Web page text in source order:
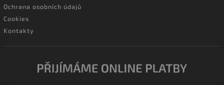
Ochrana osobních údajů
Cookies
Kontakty